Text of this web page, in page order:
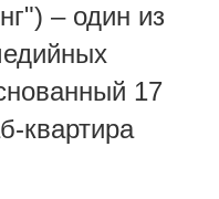
– один из
17
квартира